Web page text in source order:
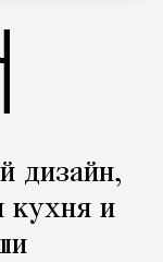
дизайн,
кухня и